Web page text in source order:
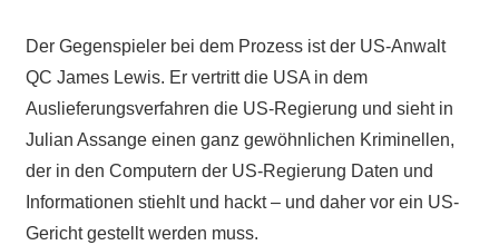
Der Gegenspieler bei dem Prozess ist der US-Anwalt
QC James Lewis. Er vertritt die USA in dem
Auslieferungsverfahren die US-Regierung und sieht in
Julian Assange einen ganz gewöhnlichen Kriminellen,
der in den Computern der US-Regierung Daten und
Informationen stiehlt und hackt – und daher vor ein US-
Gericht gestellt werden muss.